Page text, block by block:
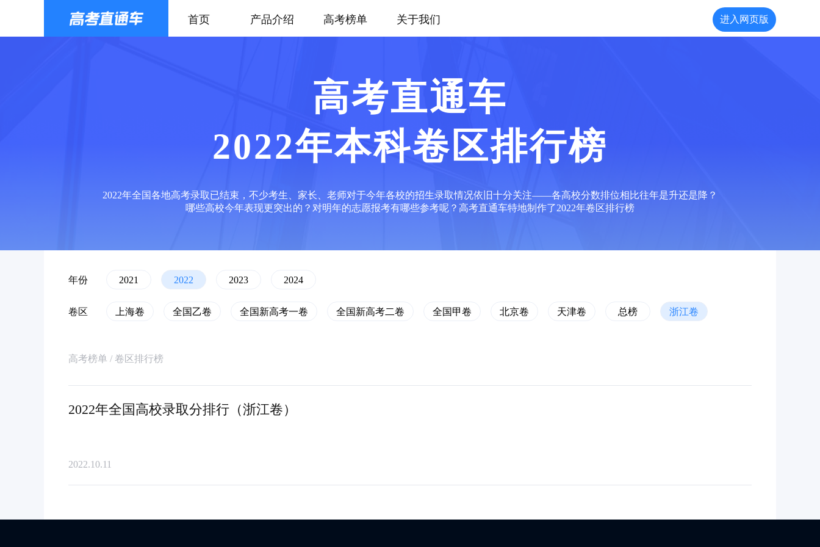
首页 产品介绍 高考榜单 关于我们 进入网页版
高考直通车
2022年本科卷区排行榜
2022年全国各地高考录取已结束，不少考生、家长、老师对于今年各校的招生录取情况依旧十分关注——各高校分数排位相比往年是升还是降？
哪些高校今年表现更突出的？对明年的志愿报考有哪些参考呢？高考直通车特地制作了2022年卷区排行榜
年份 2021 2022 2023 2024
卷区 上海卷 全国乙卷 全国新高考一卷 全国新高考二卷 全国甲卷 北京卷 天津卷 总榜 浙江卷
高考榜单 / 卷区排行榜
2022年全国高校录取分排行（浙江卷）
2022.10.11